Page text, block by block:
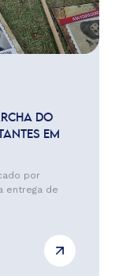
DO
EM
por
entrega de